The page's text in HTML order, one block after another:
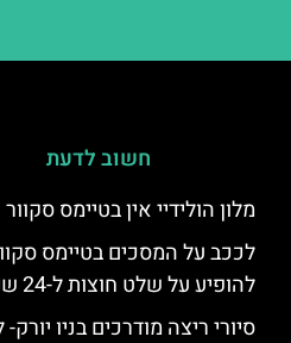
חשוב לדעת
מלון הולידיי אין בטיימס סקוור
לככב על המסכים בטיימס
להופיע על שלט חוצות ל-24 שעות
סיורי ריצה מודרכים בניו